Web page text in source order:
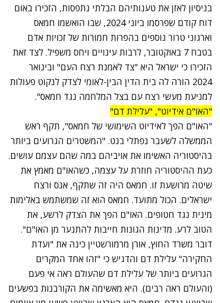
בניסיון לאזן את טענותיהם הבלתי נתפסות, הזכירו באום
דוח קודם שפרסמו ביוני 2024, שבו הואשמו חמאס
וארגוני טרור נוספים בהפרות חמורות של זכויות אדם
בטבח 7 באוקטובר, לרבות עינויים ויחס משפיל. לצד זאת
הזכירו כי ישראל היא "צד לאמנת רצח העם" ובינואר
2024 הורה לה בית הדין הבין-לאומי לצדק לנקוט פעולות
למניעת מעשי רצח עם בצל המלחמה נגד חמאס".
"האו"ם אידיוט", "עלילת דם"
"האו"ם הפך לאידיוט השימושי של חמאס", תקף ראש
הממשלה לשעבר נפתלי בנט. "המשטרים הגרועים ביותר
בהיסטוריה האשימו את אויביהם במה שהם עצמם עושים.
‏כעת ההיסטוריה חוזרת על עצמה, כשהאו"ם מאמץ את
שיטה מרושעת זו. ‏חמאס היה זה שתקף, אנס ורצח
ישראלים. ‏הכול מתועד. חמאס הוא זה שמשתמש באלימות
מינית נגד חטופים. ‏האו"ם הפך את הצדק לרשע, את
הטוב לרע. ‏מדינות הגונות חייבות להתנער מן האו"ם".
דובר משרד החוץ, אורן מרמורשטיין כינה את "ועדת
החקירה" עלילת דם והדגיש כי "זהו אחד המקרים
הגרועים ביותר של עלילת דם שהעולם ראה אי פעם
(והעולם ראה רבים). היא מאשימה את הקורבנות בפשעים